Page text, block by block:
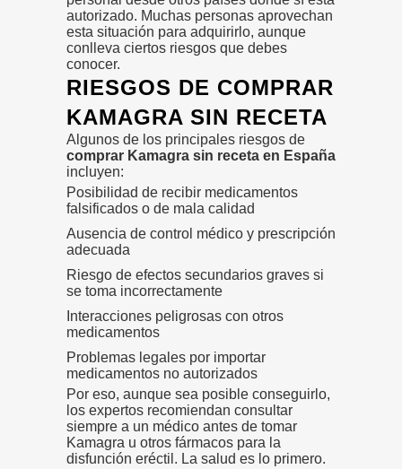
autorizado. Muchas personas aprovechan
esta situación para adquirirlo, aunque
conlleva ciertos riesgos que debes
conocer.
RIESGOS DE COMPRAR
KAMAGRA SIN RECETA
Algunos de los principales riesgos de
comprar Kamagra sin receta en España
incluyen:
Posibilidad de recibir medicamentos
falsificados o de mala calidad
Ausencia de control médico y prescripción
adecuada
Riesgo de efectos secundarios graves si
se toma incorrectamente
Interacciones peligrosas con otros
medicamentos
Problemas legales por importar
medicamentos no autorizados
Por eso, aunque sea posible conseguirlo,
los expertos recomiendan consultar
siempre a un médico antes de tomar
Kamagra u otros fármacos para la
disfunción eréctil. La salud es lo primero.